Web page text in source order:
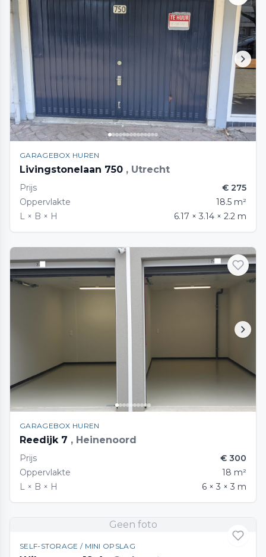
GARAGEBOX HUREN
Livingstonelaan 750 , Utrecht
Prijs
€ 275
Oppervlakte
18.5 m²
L × B × H
6.17 × 3.14 × 2.2 m
GARAGEBOX HUREN
Reedijk 7 , Heinenoord
Prijs
€ 300
Oppervlakte
18 m²
L × B × H
6 × 3 × 3 m
Geen foto
SELF-STORAGE / MINI OPSLAG